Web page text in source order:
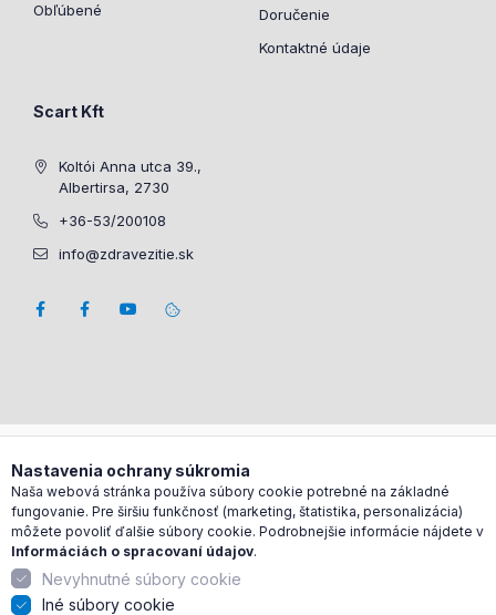
Obľúbené
Doručenie
Kontaktné údaje
Scart Kft
Koltói Anna utca 39.,
Albertirsa, 2730
+36-53/200108
info@zdravezitie.sk
Nastavenia ochrany súkromia
Naša webová stránka používa súbory cookie potrebné na základné
fungovanie. Pre širšiu funkčnosť (marketing, štatistika, personalizácia)
môžete povoliť ďalšie súbory cookie. Podrobnejšie informácie nájdete v
Informáciách o spracovaní údajov.
Nevyhnutné súbory cookie
Iné súbory cookie